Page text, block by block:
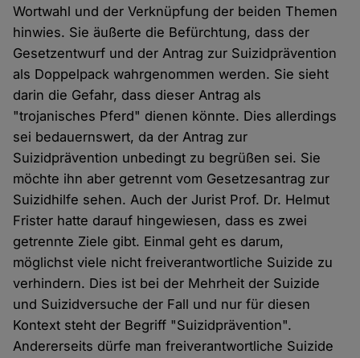
Wortwahl und der Verknüpfung der beiden Themen
hinwies. Sie äußerte die Befürchtung, dass der
Gesetzentwurf und der Antrag zur Suizidprävention
als Doppelpack wahrgenommen werden. Sie sieht
darin die Gefahr, dass dieser Antrag als
"trojanisches Pferd" dienen könnte. Dies allerdings
sei bedauernswert, da der Antrag zur
Suizidprävention unbedingt zu begrüßen sei. Sie
möchte ihn aber getrennt vom Gesetzesantrag zur
Suizidhilfe sehen. Auch der Jurist Prof. Dr. Helmut
Frister hatte darauf hingewiesen, dass es zwei
getrennte Ziele gibt. Einmal geht es darum,
möglichst viele nicht freiverantwortliche Suizide zu
verhindern. Dies ist bei der Mehrheit der Suizide
und Suizidversuche der Fall und nur für diesen
Kontext steht der Begriff "Suizidprävention".
Andererseits dürfe man freiverantwortliche Suizide